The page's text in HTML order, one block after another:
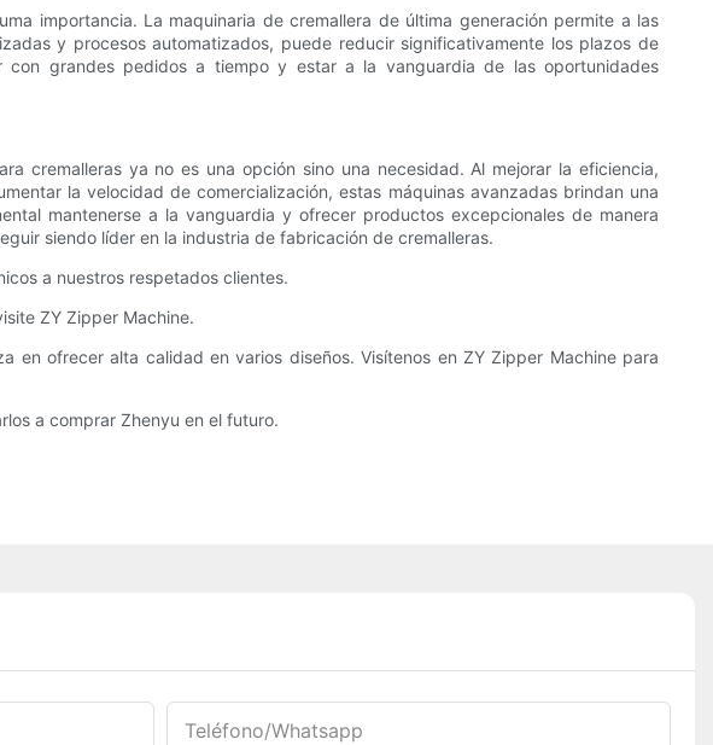
importancia. La maquinaria de cremallera de última generación permite a las
y procesos automatizados, puede reducir significativamente los plazos de
con grandes pedidos a tiempo y estar a la vanguardia de las oportunidades
cremalleras ya no es una opción sino una necesidad. Al mejorar la eficiencia,
la velocidad de comercialización, estas máquinas avanzadas brindan una
mantenerse a la vanguardia y ofrecer productos excepcionales de manera
siendo líder en la industria de fabricación de cremalleras.
a nuestros respetados clientes.
ZY Zipper Machine.
en ofrecer alta calidad en varios diseños. Visítenos en ZY Zipper Machine para
a comprar Zhenyu en el futuro.
Teléfono/whatsapp